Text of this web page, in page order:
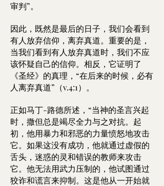
审判”。
因此，既然是最后的日子，我们会看到
有人放弃信仰，离弃真道。重要的是，
当我们看到有人放弃真道时，我们不应
该怀疑自己的信仰。相反，它证明了
《圣经》的真理，“在后来的时候，必有
人离弃真道”（v.4:1）。
正如马丁-路德所述，“当神的圣言兴起
时，撒但总是竭尽全力与之对抗。起
初，他用暴力和邪恶的力量愤怒地攻击
它。如果这没有成功，他就通过虚假的
舌头，迷惑的灵和错误的教师来攻击
它。他无法用武力压制的，他试图通过
狡诈和谎言来抑制。这是他从一开始就